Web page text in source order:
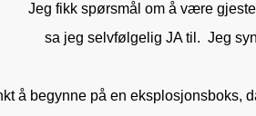
Jeg fikk spørsmål om å være
sa jeg selvfølgelig JA til. Jeg
å begynne på en eksplosjonsboks,